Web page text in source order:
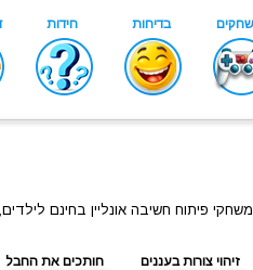
משחקי פיתוח חשיבה אונליין בחינם
זיהוי צורות בעננים חותכים את החבל